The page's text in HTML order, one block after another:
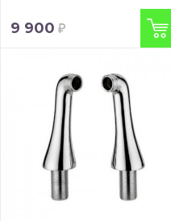
9 900